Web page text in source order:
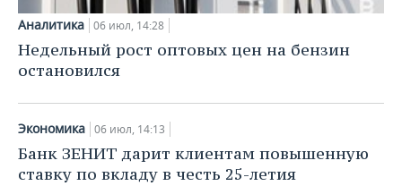
Аналитика 06 июл, 14:28
Недельный рост оптовых цен на бензин
остановился
Экономика 06 июл, 14:13
Банк ЗЕНИТ дарит клиентам повышенную
ставку по вкладу в честь 25-летия